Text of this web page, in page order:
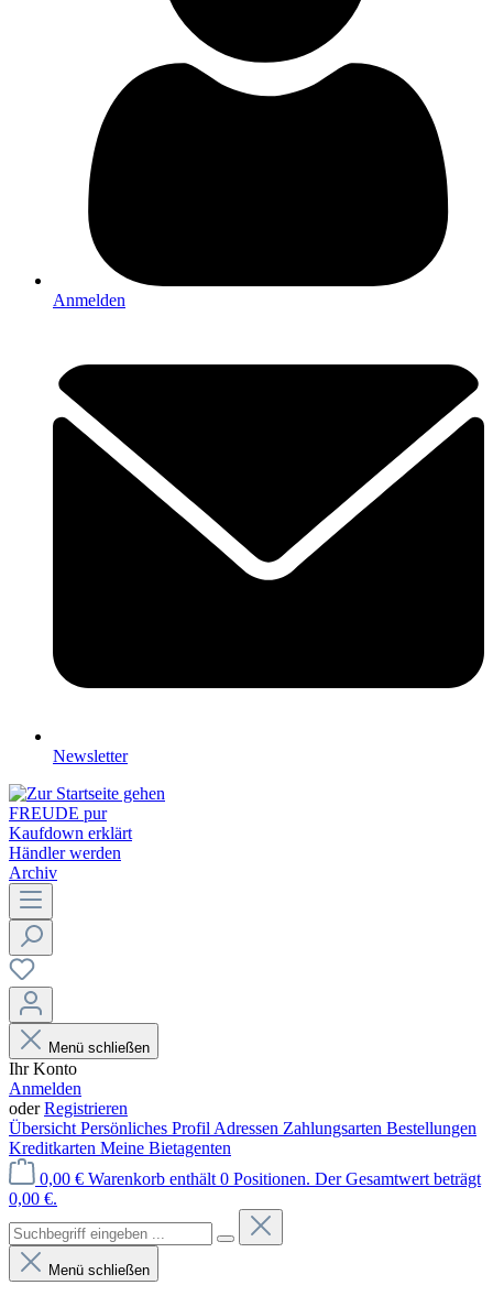
Anmelden
Newsletter
FREUDE pur
Kaufdown erklärt
Händler werden
Archiv
Menü schließen
Ihr Konto
Anmelden
oderRegistrieren
Übersicht Persönliches Profil Adressen Zahlungsarten Bestellungen
Kreditkarten Meine Bietagenten
0,00 € Warenkorb enthält 0 Positionen. Der Gesamtwert beträgt
0,00 €.
Menü schließen